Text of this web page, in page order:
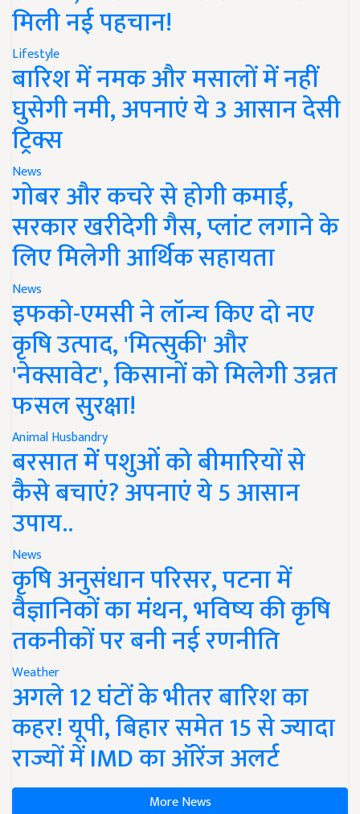
मिली नई पहचान!
Lifestyle
बारिश में नमक और मसालों में नहीं
घुसेगी नमी, अपनाएं ये 3 आसान देसी
ट्रिक्स
News
गोबर और कचरे से होगी कमाई,
सरकार खरीदेगी गैस, प्लांट लगाने के
लिए मिलेगी आर्थिक सहायता
News
इफको-एमसी ने लॉन्च किए दो नए
कृषि उत्पाद, 'मित्सुकी' और
'नेक्सावेट', किसानों को मिलेगी उन्नत
फसल सुरक्षा!
Animal Husbandry
बरसात में पशुओं को बीमारियों से
कैसे बचाएं? अपनाएं ये 5 आसान
उपाय..
News
कृषि अनुसंधान परिसर, पटना में
वैज्ञानिकों का मंथन, भविष्य की कृषि
तकनीकों पर बनी नई रणनीति
Weather
अगले 12 घंटों के भीतर बारिश का
कहर! यूपी, बिहार समेत 15 से ज्यादा
राज्यों में IMD का ऑरेंज अलर्ट
More News